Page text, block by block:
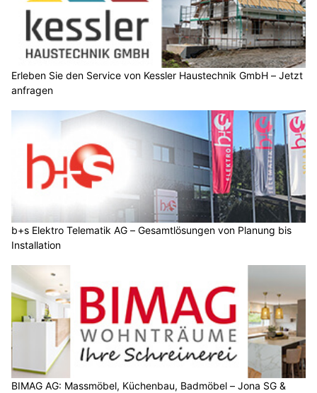
Erleben Sie den Service von Kessler Haustechnik GmbH – Jetzt
anfragen
b+s Elektro Telematik AG – Gesamtlösungen von Planung bis
Installation
BIMAG AG: Massmöbel, Küchenbau, Badmöbel – Jona SG &